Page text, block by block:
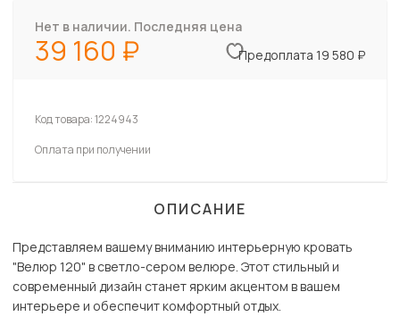
Нет в наличии. Последняя цена
39 160 Предоплата 19 580 ₽
Код товара:1224943
Оплата при получении
ОПИСАНИЕ
Представляем вашему вниманию интерьерную кровать
"Велюр 120" в светло-сером велюре. Этот стильный и
современный дизайн станет ярким акцентом в вашем
интерьере и обеспечит комфортный отдых.